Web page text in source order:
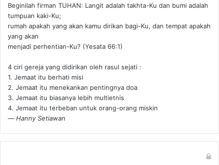
Beginilah firman TUHAN: Langit adalah takhta-Ku dan bumi adalah
tumpuan kaki-Ku;
rumah apakah yang akan kamu dirikan bagi-Ku, dan tempat apakah
yang akan
menjadi perhentian-Ku? (Yesata 66:1) ‪
4 ciri gereja yang didirikan oleh rasul sejati :
1. Jemaat itu berhati misi
2. Jemaat itu menekankan pentingnya doa
3. Jemaat itu biasanya lebih multietnis
4. Jemaat itu terbeban untuk orang-orang miskin
— Hanny Setiawan